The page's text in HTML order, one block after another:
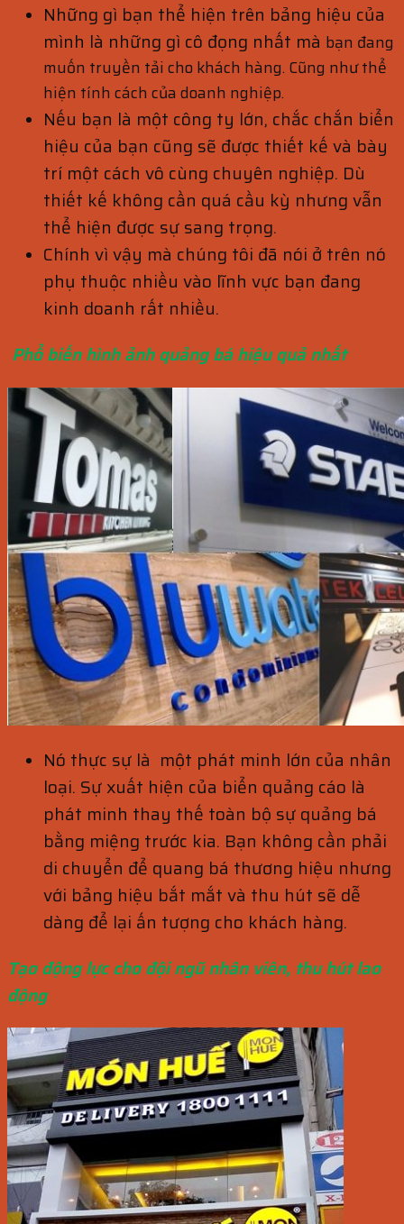
Những gì bạn thể hiện trên bảng hiệu của
mình là những gì cô đọng nhất mà bạn đang
muốn truyền tải cho khách hàng. Cũng như thể
hiện tính cách của doanh nghiệp.
Nếu bạn là một công ty lớn, chắc chắn biển
hiệu của bạn cũng sẽ được thiết kế và bày
trí một cách vô cùng chuyên nghiệp. Dù
thiết kế không cần quá cầu kỳ nhưng vẫn
thể hiện được sự sang trọng.
Chính vì vậy mà chúng tôi đã nói ở trên nó
phụ thuộc nhiều vào lĩnh vực bạn đang
kinh doanh rất nhiều.
Phổ biến hình ảnh quảng bá hiệu quả nhất
Nó thực sự là một phát minh lớn của nhân
loại. Sự xuất hiện của biển quảng cáo là
phát minh thay thế toàn bộ sự quảng bá
bằng miệng trước kia. Bạn không cần phải
di chuyển để quang bá thương hiệu nhưng
với bảng hiệu bắt mắt và thu hút sẽ dễ
dàng để lại ấn tượng cho khách hàng.
Tạo động lực cho đội ngũ nhân viên, thu hút lao
động